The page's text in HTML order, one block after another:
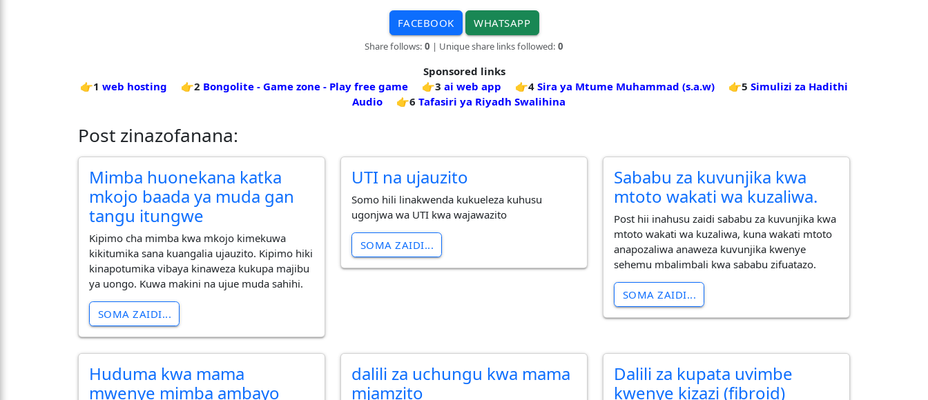
FACEBOOK WHATSAPP
Share follows: 0 | Unique share links followed: 0
Sponsored links
👉1 web hosting 👉2 Bongolite - Game zone - Play free game 👉3 ai web app 👉4 Sira ya Mtume Muhammad (s.a.w) 👉5 Simulizi za Hadithi
Audio
👉6 Tafasiri ya Riyadh Swalihina
Post zinazofanana:
Mimba huonekana katka
mkojo baada ya muda gan
tangu itungwe
Kipimo cha mimba kwa mkojo kimekuwa
kikitumika sana kuangalia ujauzito. Kipimo hiki
kinapotumika vibaya kinaweza kukupa majibu
ya uongo. Kuwa makini na ujue muda sahihi.
SOMA ZAIDI...
UTI na ujauzito
Somo hili linakwenda kukueleza kuhusu
ugonjwa wa UTI kwa wajawazito
SOMA ZAIDI...
Sababu za kuvunjika kwa
mtoto wakati wa kuzaliwa.
Post hii inahusu zaidi sababu za kuvunjika kwa
mtoto wakati wa kuzaliwa, kuna wakati mtoto
anapozaliwa anaweza kuvunjika kwenye
sehemu mbalimbali kwa sababu zifuatazo.
SOMA ZAIDI...
Huduma kwa mama
mwenye mimba ambayo
dalili za uchungu kwa mama
mjamzito
Dalili za kupata uvimbe
kwenye kizazi (fibroid)